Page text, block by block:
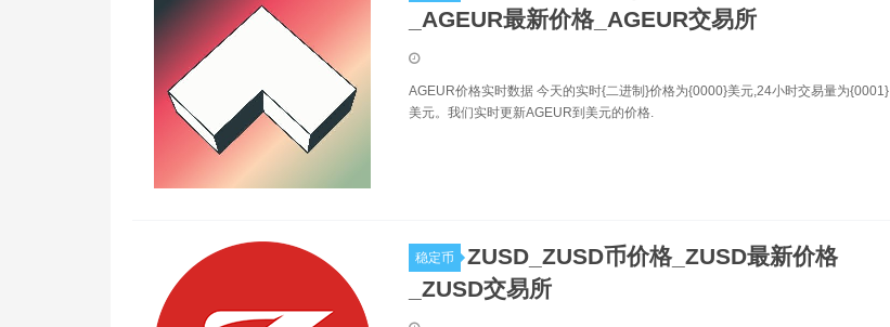
_AGEUR最新价格_AGEUR交易所
AGEUR价格实时数据 今天的实时{二进制}价格为{0000}美元,24小时交易量为{0001}
美元。我们实时更新AGEUR到美元的价格.
稳定币
ZUSD_ZUSD币价格_ZUSD最新价格
_ZUSD交易所